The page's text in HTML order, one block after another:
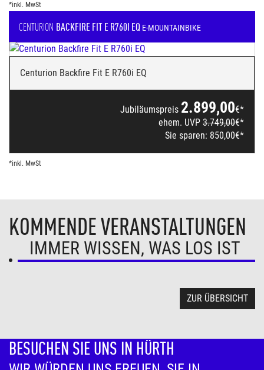
*inkl. MwSt
CENTURION BACKFIRE FIT E R760I EQ E-MOUNTAINBIKE
Centurion Backfire Fit E R760i EQ
Jubiläumspreis 2.899,00€*
ehem. UVP 3.749,00€*
Sie sparen: 850,00€*
*inkl. MwSt
KOMMENDE VERANSTALTUNGEN
IMMER WISSEN, WAS LOS IST
ZUR ÜBERSICHT
BESUCHEN SIE UNS IN HÜRTH